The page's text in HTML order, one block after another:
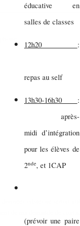
éducative en
salles de classes
12h20 :
repas au self
13h30-16h30 :
après-
midi d’intégration
pour les élèves de
2nde, et 1CAP
(prévoir une paire